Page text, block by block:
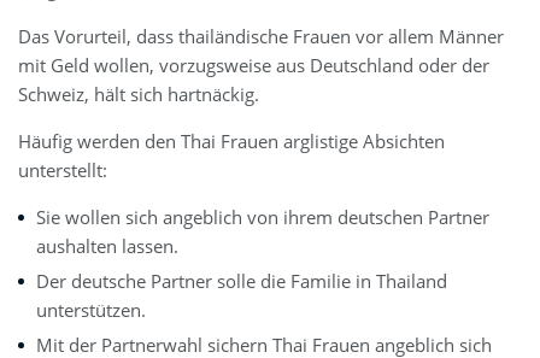
Das Vorurteil, dass thailändische Frauen vor allem Männer
mit Geld wollen, vorzugsweise aus Deutschland oder der
Schweiz, hält sich hartnäckig.
Häufig werden den Thai Frauen arglistige Absichten
unterstellt:
Sie wollen sich angeblich von ihrem deutschen Partner
aushalten lassen.
Der deutsche Partner solle die Familie in Thailand
unterstützen.
Mit der Partnerwahl sichern Thai Frauen angeblich sich